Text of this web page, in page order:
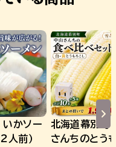
かソー
人前）
北海道幕別町
さんちのとう